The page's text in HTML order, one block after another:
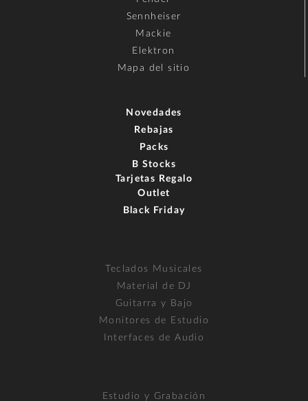
Sennheiser
Mackie
Elektron
Mapa del sitio
Novedades
Rebajas
Packs
B Stocks
Tarjetas Regalo
Outlet
Black Friday
Teclados Musicales
Material de DJ
Guitarra y Bajo
Monitores de Estudio
Interfaces de Audio
Estudio y Grabación